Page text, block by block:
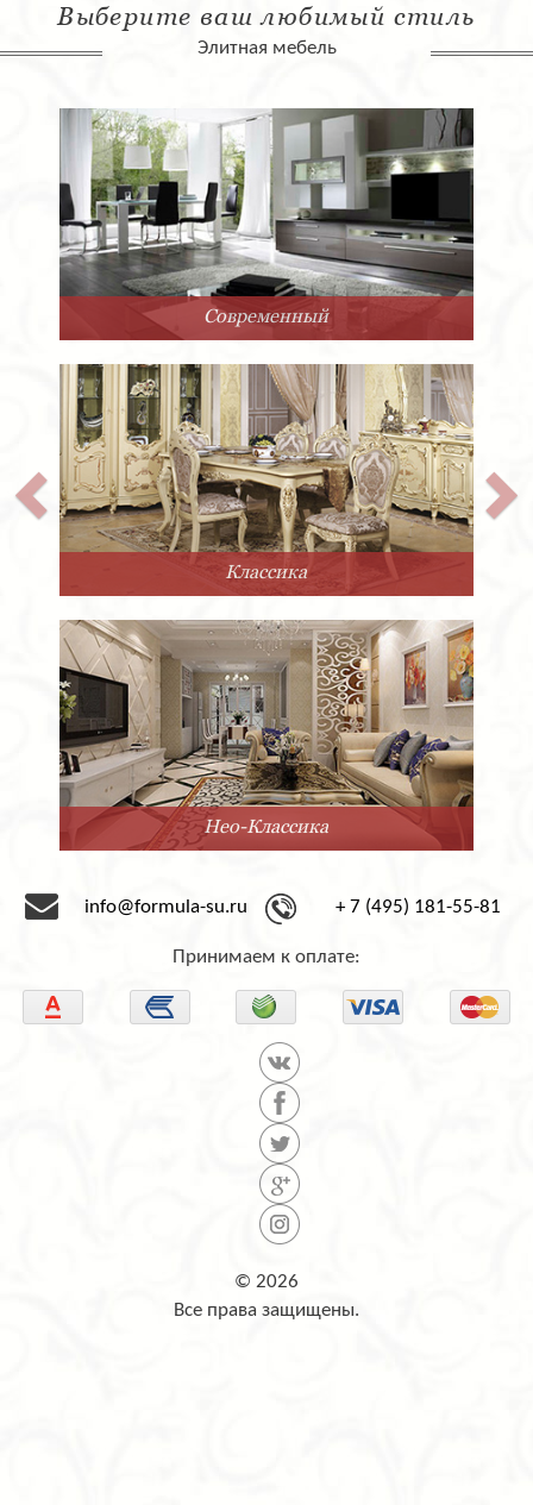
Выберите ваш любимый стиль
Элитная мебель
Современный
Классика
Нео-Классика
info@formula-su.ru + 7 (495) 181-55-81
Принимаем к оплате:
© 2026
Все права защищены.